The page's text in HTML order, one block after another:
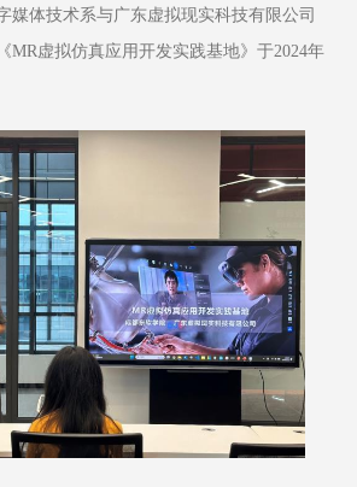
媒体技术系与广东虚拟现实科技有限公司
MR虚拟仿真应用开发实践基地》于2024年